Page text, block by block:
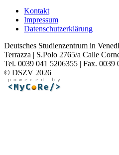
Kontakt
Impressum
Datenschutzerklärung
Deutsches Studienzentrum in
Terrazza | S.Polo 2765/a Calle
Tel. 0039 041 5206355 | Fax. 0039
© DSZV 2026